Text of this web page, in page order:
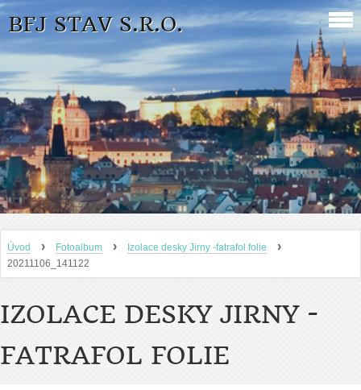
BFJ STAV S.R.O.
Úvod › Fotoalbum › Izolace desky Jirny -fatrafol folie ›
20211106_141122
IZOLACE DESKY JIRNY -
FATRAFOL FOLIE